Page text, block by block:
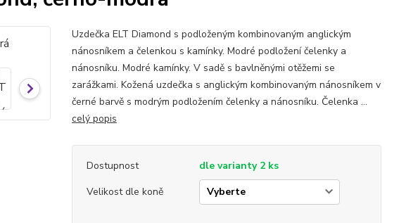
Uzdečka ELT Diamond s podloženým kombinovaným anglickým
nánosníkem a čelenkou s kamínky. Modré podložení čelenky a
nánosníku. Modré kamínky. V sadě s bavlněnými otěžemi se
zarážkami. Kožená uzdečka s anglickým kombinovaným nánosníkem v
černé barvě s modrým podložením čelenky a nánosníku. Čelenka ...
celý popis
Dostupnost
dle varianty 2 ks
Velikost dle koně